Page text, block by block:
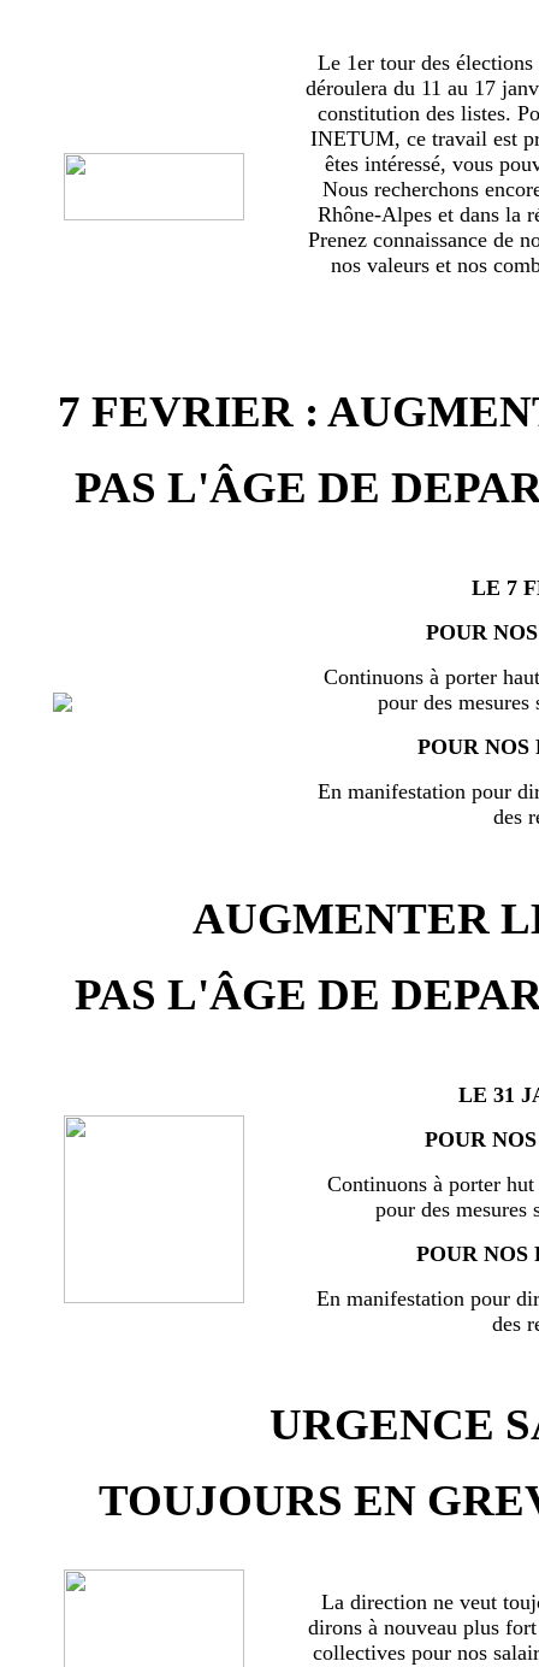
Le 1er tour des
déroulera du 11 au 17
constitution des listes.
INETUM, ce travail est
êtes intéressé, vous
Nous recherchons
Rhône-Alpes et dans la
Prenez connaissance de
nos valeurs et nos
7 FEVRIER :
PAS L'ÂGE DE
LE 7
POUR
Continuons à porter
pour des
POUR
En manifestation pour
des
AUGMENTER
PAS L'ÂGE DE
LE 31
POUR
Continuons à porter
pour des mesures
POUR NOS
En manifestation pour
des
URGENCE
TOUJOURS EN
La direction ne veut
dirons à nouveau plus
collectives pour nos